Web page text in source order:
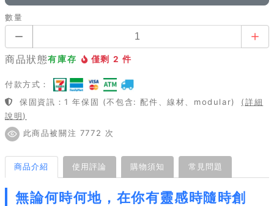
數量
商品狀態有庫存 僅剩 2 件
付款方式：
保固資訊：1 年保固 (不包含: 配件、線材、modular)
(詳細
說明)
此商品被關注 7772 次
商品介紹 使用評論 購物須知 常見問題
無論何時何地，在你有靈感時隨時創